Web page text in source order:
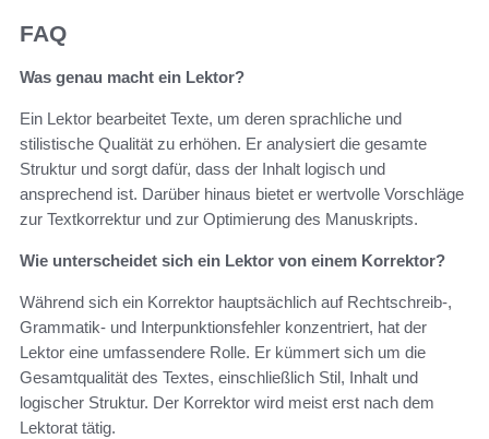
FAQ
Was genau macht ein Lektor?
Ein Lektor bearbeitet Texte, um deren sprachliche und
stilistische Qualität zu erhöhen. Er analysiert die gesamte
Struktur und sorgt dafür, dass der Inhalt logisch und
ansprechend ist. Darüber hinaus bietet er wertvolle Vorschläge
zur Textkorrektur und zur Optimierung des Manuskripts.
Wie unterscheidet sich ein Lektor von einem Korrektor?
Während sich ein Korrektor hauptsächlich auf Rechtschreib-,
Grammatik- und Interpunktionsfehler konzentriert, hat der
Lektor eine umfassendere Rolle. Er kümmert sich um die
Gesamtqualität des Textes, einschließlich Stil, Inhalt und
logischer Struktur. Der Korrektor wird meist erst nach dem
Lektorat tätig.